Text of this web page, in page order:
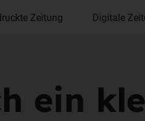
Zeitung Digitale
ein